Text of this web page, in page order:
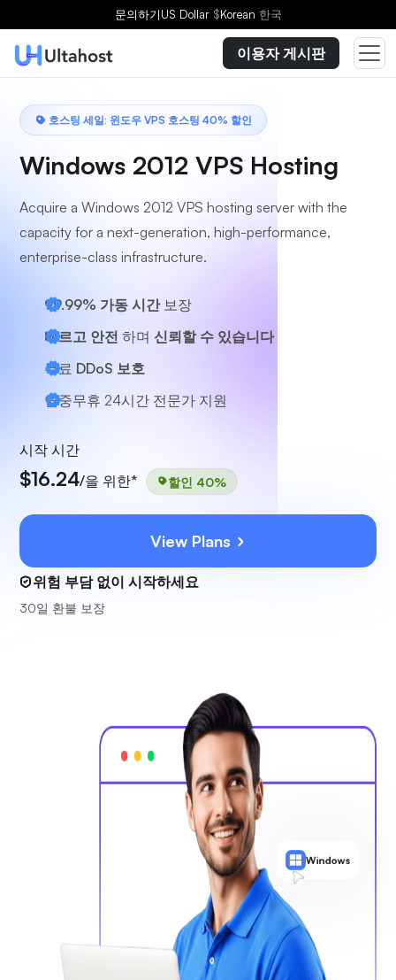
문의하기US Dollar $Korean 한국
이용자 게시판
호스팅 세일: 윈도우 VPS 호스팅 40% 할인
Windows 2012 VPS Hosting
Acquire a Windows 2012 VPS hosting server with the
capacity for a next-generation, high-performance,
enterprise-class infrastructure.
99.99% 가동 시간보장
빠르고 안전 하며 신뢰할 수 있습니다
무료 DDoS 보호
연중무휴 24시간 전문가 지원
시작 시간
$16.24/을 위한* 할인 40%
View Plans
위험 부담 없이 시작하세요
30일 환불 보장
Windows